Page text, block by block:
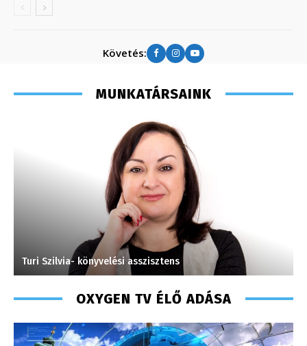
Követés:
MUNKATÁRSAINK
Turi Szilvia- könyvelési asszisztens
OXYGEN TV ÉLŐ ADÁSA